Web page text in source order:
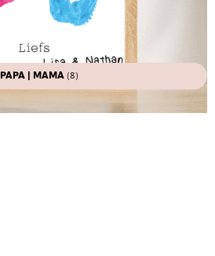
PAPA | MAMA (8)